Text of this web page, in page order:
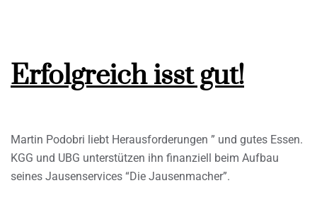
Erfolgreich isst gut!
Martin Podobri liebt Herausforderungen ” und gutes Essen.
KGG und UBG unterstützen ihn finanziell beim Aufbau
seines Jausenservices “Die Jausenmacher”.